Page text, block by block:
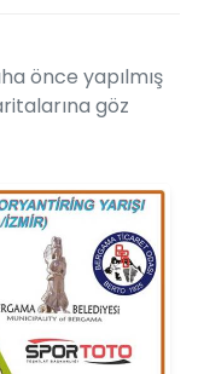
önce yapılmış
göz